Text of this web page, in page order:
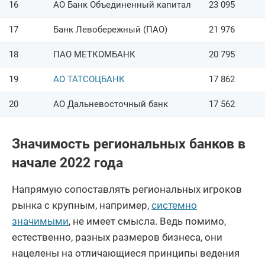
16 АО Банк Объединенный капитал 23 095
17 Банк Левобережный (ПАО) 21 976
18 ПАО МЕТКОМБАНК 20 795
19 АО ТАТСОЦБАНК 17 862
20 АО Дальневосточный банк 17 562
Значимость региональных банков в
начале 2022 года
Напрямую сопоставлять региональных игроков
рынка с крупным, например, системно
значимыми, не имеет смысла. Ведь помимо,
естественно, разных размеров бизнеса, они
нацелены на отличающиеся принципы ведения